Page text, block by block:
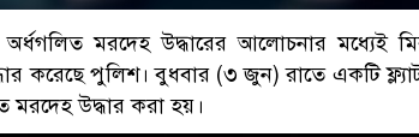
অর্ধগলিত মরদেহ উদ্ধারের আলোচনার মধ্যেই
করেছে পুলিশ। বুধবার (৩ জুন) রাতে একটি
মরদেহ উদ্ধার করা হয়।